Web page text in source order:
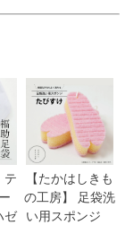
テ
ゼ
【たかはしきも
の工房】 足袋洗
い用スポンジ